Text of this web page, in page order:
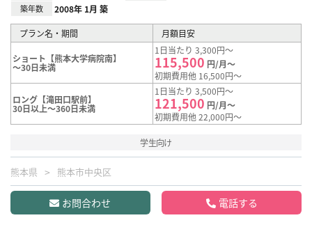
築年数 2008年 1月 築
プラン名・期間 月額目安
ショート【熊本大学病院南】
～30日未満
1日当たり 3,300円～
115,500 円/月～
初期費用他 16,500円～
ロング【滝田口駅前】
30日以上～360日未満
1日当たり 3,500円～
121,500 円/月～
初期費用他 22,000円～
学生向け
熊本県 熊本市中央区
お問合わせ 電話する